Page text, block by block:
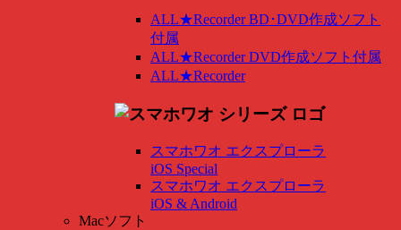
ALL★Recorder BD･DVD作成ソフト
付属
ALL★Recorder DVD作成ソフト付属
ALL★Recorder
スマホワオ エクスプローラ
iOS Special
スマホワオ エクスプローラ
iOS & Android
Macソフト